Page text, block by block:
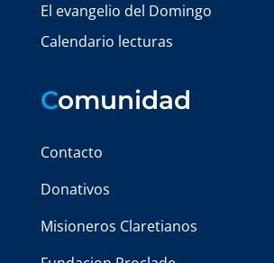
El evangelio del Domingo
Calendario lecturas
Comunidad
Contacto
Donativos
Misioneros Claretianos